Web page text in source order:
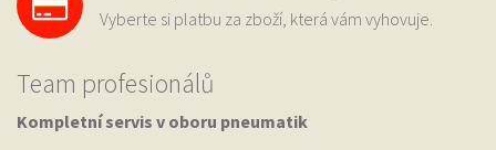
Vyberte si platbu za zboží, která vám vyhovuje.
Team profesionálů
Kompletní servis v oboru pneumatik